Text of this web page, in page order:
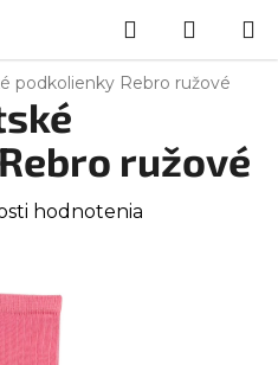
Hľadať
KOŠÍK
podkolienky Rebro ružové
ružové
hodnotenia